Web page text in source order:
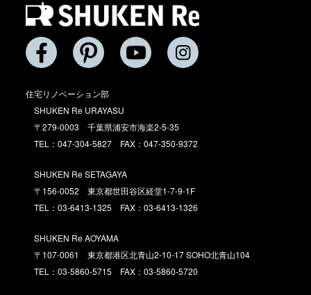
住宅リノベーション部
SHUKEN Re URAYASU
〒279-0003 千葉県浦安市海楽2-5-35
TEL：047-304-5827 FAX：047-350-9372
SHUKEN Re SETAGAYA
〒156-0052 東京都世田谷区経堂1-7-9-1F
TEL：03-6413-1325 FAX：03-6413-1326
SHUKEN Re AOYAMA
〒107-0061 東京都港区北青山2-10-17 SOHO北青山104
TEL：03-5860-5715 FAX：03-5860-5720